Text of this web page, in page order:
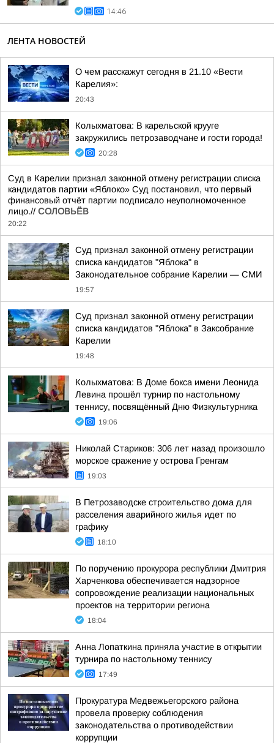
14:46
ЛЕНТА НОВОСТЕЙ
О чем расскажут сегодня в 21.10 «Вести
Карелия»:
20:43
Колыхматова: В карельской крууге
закружились петрозаводчане и гости города!
20:28
Суд в Карелии признал законной отмену регистрации списка
кандидатов партии «Яблоко» Суд постановил, что первый
финансовый отчёт партии подписало неуполномоченное
лицо.// СОЛОВЬЁВ
20:22
Суд признал законной отмену регистрации
списка кандидатов "Яблока" в
Законодательное собрание Карелии — СМИ
19:57
Суд признал законной отмену регистрации
списка кандидатов "Яблока" в Заксобрание
Карелии
19:48
Колыхматова: В Доме бокса имени Леонида
Левина прошёл турнир по настольному
теннису, посвящённый Дню Физкультурника
19:06
Николай Стариков: 306 лет назад произошло
морское сражение у острова Гренгам
19:03
В Петрозаводске строительство дома для
расселения аварийного жилья идет по
графику
18:10
По поручению прокурора республики Дмитрия
Харченкова обеспечивается надзорное
сопровождение реализации национальных
проектов на территории региона
18:04
Анна Лопаткина приняла участие в открытии
турнира по настольному теннису
17:49
Прокуратура Медвежьегорского района
провела проверку соблюдения
законодательства о противодействии
коррупции